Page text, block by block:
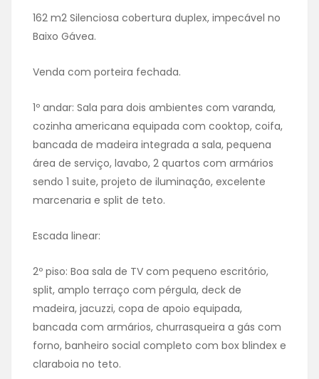
162 m2 Silenciosa cobertura duplex, impecável no
Baixo Gávea.
Venda com porteira fechada.
1º andar: Sala para dois ambientes com varanda,
cozinha americana equipada com cooktop, coifa,
bancada de madeira integrada a sala, pequena
área de serviço, lavabo, 2 quartos com armários
sendo 1 suite, projeto de iluminação, excelente
marcenaria e split de teto.
Escada linear:
2º piso: Boa sala de TV com pequeno escritório,
split, amplo terraço com pérgula, deck de
madeira, jacuzzi, copa de apoio equipada,
bancada com armários, churrasqueira a gás com
forno, banheiro social completo com box blindex e
claraboia no teto.